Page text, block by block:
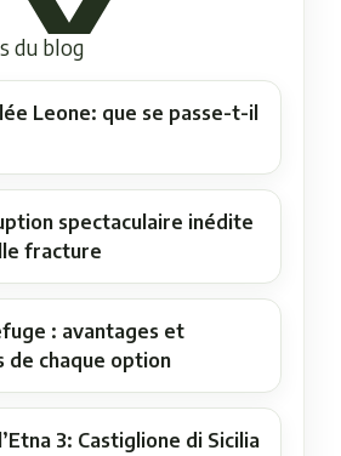
du blog
Leone: que se passe-t-il
spectaculaire inédite
fracture
: avantages et
de chaque option
3: Castiglione di Sicilia